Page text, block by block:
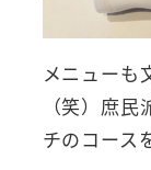
メニューも
（笑）庶
チのコース